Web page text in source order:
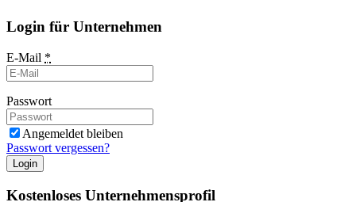
Login für Unternehmen
E-Mail *
Passwort
Angemeldet bleiben
Passwort vergessen?
Login
Kostenloses Unternehmensprofil